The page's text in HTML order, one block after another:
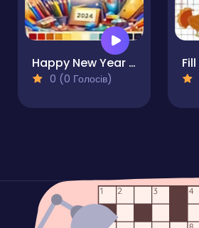
Happy New Year 2024 Coloring Game
0 (0 Голосів)